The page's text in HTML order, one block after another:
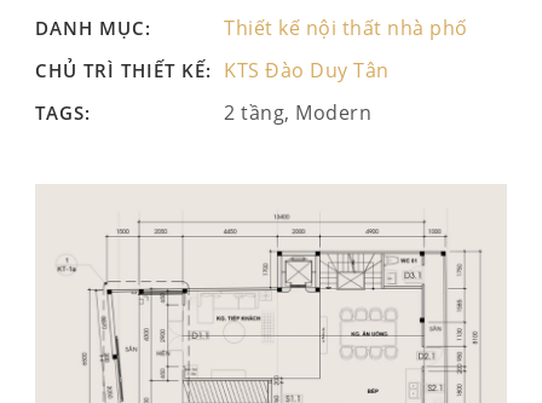
DANH MỤC: Thiết kế nội thất nhà phố
CHỦ TRÌ THIẾT KẾ: KTS Đào Duy Tân
TAGS: 2 tầng, Modern